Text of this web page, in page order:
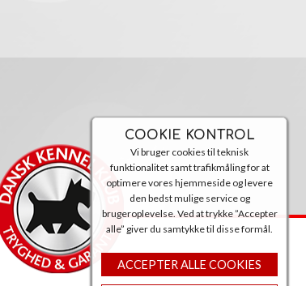
COOKIE KONTROL
Vi bruger cookies til teknisk
funktionalitet samt trafikmåling for at
optimere vores hjemmeside og levere
den bedst mulige service og
brugeroplevelse. Ved at trykke ”Accepter
alle” giver du samtykke til disse formål.
ACCEPTER ALLE COOKIES